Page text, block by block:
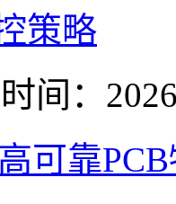
策略
时间：
可靠